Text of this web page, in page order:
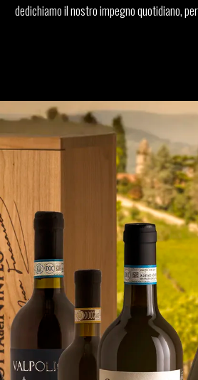
dedichiamo il nostro impegno quotidiano,